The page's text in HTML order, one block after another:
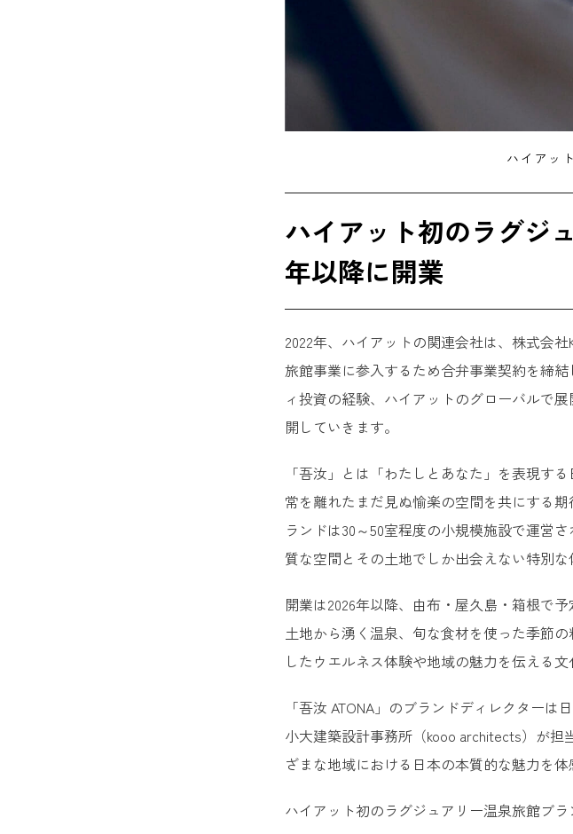
ハイアッ
ハイアット初のラグジ
年以降に開業
2022年、ハイアットの関連会社は、株式会
旅館事業に参入するため合弁事業契約を締
ィ投資の経験、ハイアットのグローバルで
開していきます。
「吾汝」とは「わたしとあなた」を表現す
常を離れたまだ見ぬ愉楽の空間を共にする
ランドは30～50室程度の小規模施設で運営
質な空間とその土地でしか出会えない特別な
開業は2026年以降、由布・屋久島・箱根で
土地から湧く温泉、旬な食材を使った季節
したウエルネス体験や地域の魅力を伝える
「吾汝 ATONA」のブランドディレクター
小大建築設計事務所（kooo architects）が
ざまな地域における日本の本質的な魅力を
ハイアット初のラグジュアリー温泉旅館ブ